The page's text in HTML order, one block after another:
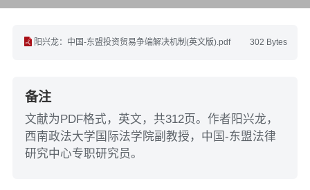
302 Bytes
阳兴龙：中国-东盟投资贸易争端解决机制(英文版).pdf
备注
文献为PDF格式，英文，共312页。作者阳兴龙，
西南政法大学国际法学院副教授，中国-东盟法律
研究中心专职研究员。